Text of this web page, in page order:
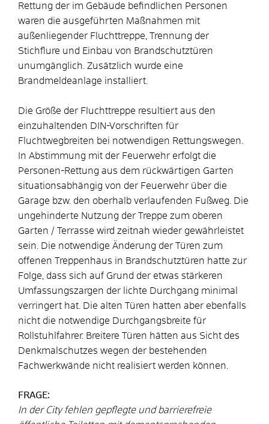
Rettung der im Gebäude befindlichen Personen
waren die ausgeführten Maßnahmen mit
außenliegender Fluchttreppe, Trennung der
Stichflure und Einbau von Brandschutztüren
unumgänglich. Zusätzlich wurde eine
Brandmeldeanlage installiert.
Die Größe der Fluchttreppe resultiert aus den
einzuhaltenden DIN-Vorschriften für
Fluchtwegbreiten bei notwendigen Rettungswegen.
In Abstimmung mit der Feuerwehr erfolgt die
Personen-Rettung aus dem rückwärtigen Garten
situationsabhängig von der Feuerwehr über die
Garage bzw. den oberhalb verlaufenden Fußweg. Die
ungehinderte Nutzung der Treppe zum oberen
Garten / Terrasse wird zeitnah wieder gewährleistet
sein. Die notwendige Änderung der Türen zum
offenen Treppenhaus in Brandschutztüren hatte zur
Folge, dass sich auf Grund der etwas stärkeren
Umfassungszargen der lichte Durchgang minimal
verringert hat. Die alten Türen hatten aber ebenfalls
nicht die notwendige Durchgangsbreite für
Rollstuhlfahrer. Breitere Türen hätten aus Sicht des
Denkmalschutzes wegen der bestehenden
Fachwerkwände nicht realisiert werden können.
FRAGE:
In der City fehlen gepflegte und barrierefreie